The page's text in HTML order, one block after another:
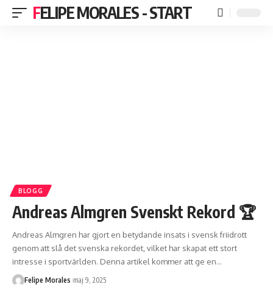
FELIPE MORALES - START
BLOGG
Andreas Almgren Svenskt Rekord 🏆
Andreas Almgren har gjort en betydande insats i svensk friidrott
genom att slå det svenska rekordet, vilket har skapat ett stort
intresse i sportvärlden. Denna artikel kommer att ge en…
Felipe Morales maj 9, 2025